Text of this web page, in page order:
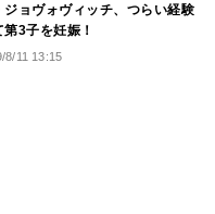
ジョヴォヴィッチ、つらい経験
第3子を妊娠！
8/11 13:15